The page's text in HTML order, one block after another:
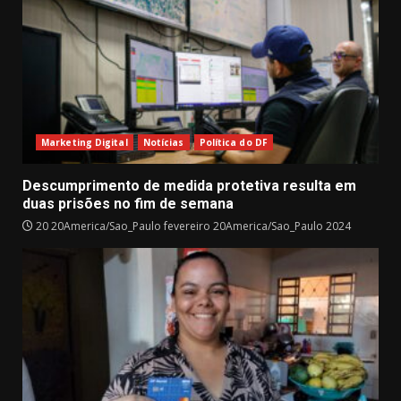
Marketing Digital Notícias Política do DF
Descumprimento de medida protetiva resulta em
duas prisões no fim de semana
20 20America/Sao_Paulo fevereiro 20America/Sao_Paulo 2024